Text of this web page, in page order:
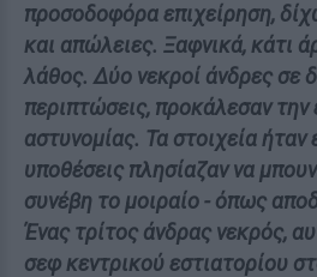
προσοδοφόρα επιχείρηση,
και απώλειες. Ξαφνικά, κάτι
λάθος. Δύο νεκροί άνδρες σε
περιπτώσεις, προκάλεσαν την
αστυνομίας. Τα στοιχεία ήταν
υποθέσεις πλησίαζαν να
συνέβη το μοιραίο - όπως
Ένας τρίτος άνδρας νεκρός,
σεφ κεντρικού εστιατορίου